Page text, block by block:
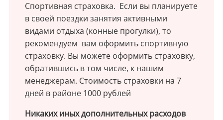
Спортивная страховка. Если вы планируете
в своей поездки занятия активными
видами отдыха (конные прогулки), то
рекомендуем вам оформить спортивную
страховку. Вы можете оформить страховку,
обратившись в том числе, к нашим
менеджерам. Стоимость страховки на 7
дней в районе 1000 рублей
Никаких иных дополнительных расходов